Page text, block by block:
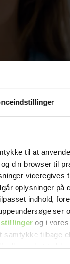
til at
din browser til
videregives
oplysninger på
indhold,
og i vores
samtykke tilbage
ham
selv de